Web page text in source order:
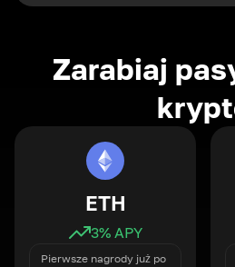
Zarabiaj
ETH
3% APY
Pierwsze nagrody już po